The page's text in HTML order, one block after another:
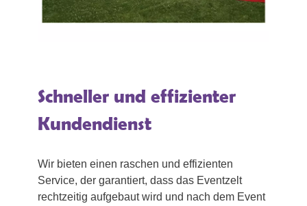
Schneller und effizienter
Kundendienst
Wir bieten einen raschen und effizienten
Service, der garantiert, dass das Eventzelt
rechtzeitig aufgebaut wird und nach dem Event